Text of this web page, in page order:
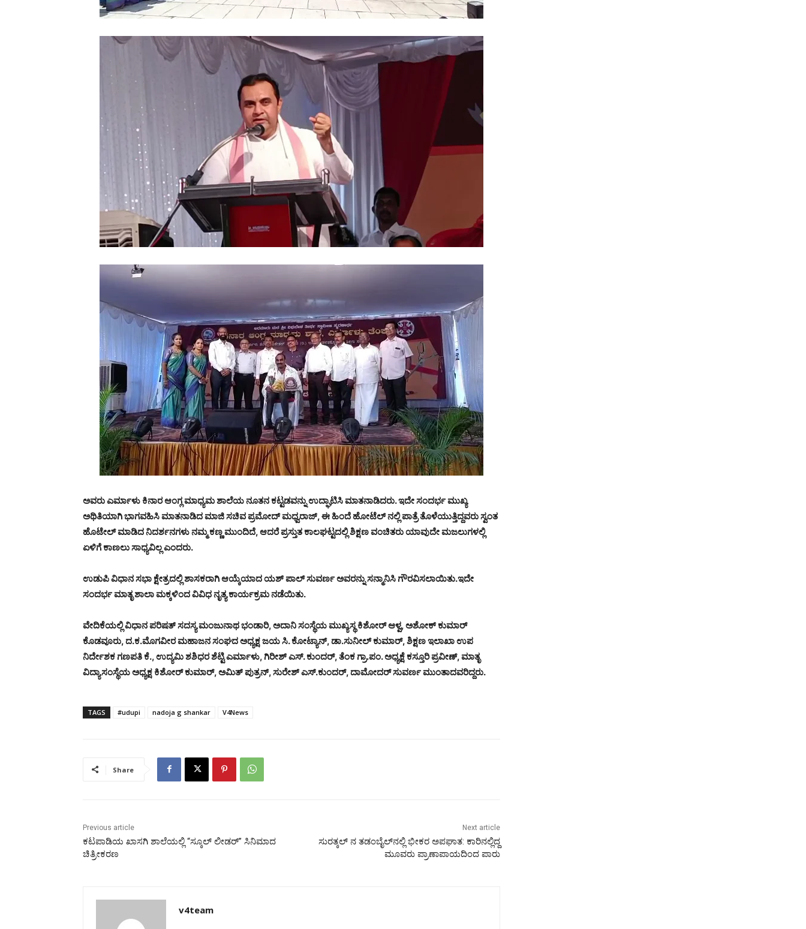
ಅವರುಎರ್ಮಾಳುಕಿನಾರಆಂಗ್ಲಮಾಧ್ಯಮಶಾಲೆಯನೂತನ ಕಟ್ಟಡವನ್ನುಉದ್ಘಾಟಿಸಿಮಾತನಾಡಿದರು.ಇದೇಸಂದರ್ಭಮುಖ್ಯ
ಅಥಿತಿಯಾಗಿಭಾಗವಹಿಸಿಮಾತನಾಡಿದಮಾಜಿಸಚಿವಪ್ರಮೋದ್ಮಧ್ವರಾಜ್,ಈಹಿಂದೆಹೋಟೆಲ್ನಲ್ಲಿಪಾತ್ರೆತೊಳೆಯುತ್ತಿದ್ದವರುಸ್ವಂತ
ಹೊಟೇಲ್ಮಾಡಿದನಿದರ್ಶನಗಳುನಮ್ಮಕಣ್ಣಮುಂದಿದೆ,ಆದರೆಪ್ರಸ್ತುತ ಕಾಲಘಟ್ಟದಲ್ಲಿಶಿಕ್ಷಣವಂಚಿತರುಯಾವುದೇಮಜಲುಗಳಲ್ಲಿ
ಏಳಿಗೆ ಕಾಣಲುಸಾಧ್ಯವಿಲ್ಲಎಂದರು.
ಉಡುಪಿ ವಿಧಾನ ಸಭಾ ಕ್ಷೇತ್ರದಲ್ಲಿ ಶಾಸಕರಾಗಿ ಆಯ್ಕೆಯಾದ ಯಶ್ ಪಾಲ್ ಸುವರ್ಣ ಅವರನ್ನು ಸನ್ಮಾನಿಸಿ ಗೌರವಿಸಲಾಯಿತು.ಇದೇ
ಸಂದರ್ಭ ಮಾತೃ ಶಾಲಾ ಮಕ್ಕಳಿಂದ ವಿವಿಧ ನೃತ್ಯ ಕಾರ್ಯಕ್ರಮ ನಡೆಯಿತು.
ವೇದಿಕೆಯಲ್ಲಿವಿಧಾನಪರಿಷತ್ಸದಸ್ಯಮಂಜುನಾಥಭಂಡಾರಿ,ಅದಾನಿಸಂಸ್ಥೆಯಮುಖ್ಯಸ್ಥಕಿಶೋರ್ಆಳ್ವ,ಅಶೋಕ್ಕುಮಾರ್
ಕೊಡವೂರು,ದ.ಕ.ಮೊಗವೀರಮಹಾಜನಸಂಘದಅಧ್ಯಕ್ಷಜಯಸಿ.ಕೋಟ್ಯಾನ್,ಡಾ.ಸುನೀಲ್ಕುಮಾರ್,ಶಿಕ್ಷಣಇಲಾಖಾಉಪ
ನಿರ್ದೇಶಕ ಗಣಪತಿ ಕೆ.,ಉದ್ಯಮಿಶಶಿಧರಶೆಟ್ಟಿಎರ್ಮಾಳು, ಗಿರೀಶ್ಎಸ್.ಕುಂದರ್,ತೆಂಕ ಗ್ರಾ.ಪಂ.ಅಧ್ಯಕ್ಷೆ ಕಸ್ತೂರಿಪ್ರವೀಣ್,ಮಾತೃ
ವಿದ್ಯಾಸಂಸ್ಥೆಯಅಧ್ಯಕ್ಷಕಿಶೋರ್ಕುಮಾರ್,ಅಮಿತ್ಪುತ್ರನ್,ಸುರೇಶ್ಎಸ್.ಕುಂದರ್,ದಾಮೋದರ್ಸುವರ್ಣಮುಂತಾದವರಿದ್ದರು.
TAGS #udupi nadoja g shankar V4News
Share
Previous article
ಕಟಪಾಡಿಯ ಖಾಸಗಿ ಶಾಲೆಯಲ್ಲಿ “ಸ್ಕೂಲ್ ಲೀಡರ್” ಸಿನಿಮಾದ
ಚಿತ್ರೀಕರಣ
Next article
ಸುರತ್ಕಲ್‌ ನ ತಡಂಬೈಲ್‌ನಲ್ಲಿ ಭೀಕರ ಅಪಘಾತ: ಕಾರಿನಲ್ಲಿದ್ದ
ಮೂವರು ಪ್ರಾಣಾಪಾಯದಿಂದ ಪಾರು
v4team